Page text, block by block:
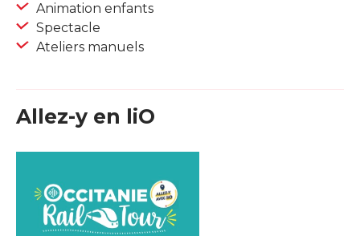
Animation enfants
Spectacle
Ateliers manuels
Allez-y en liO